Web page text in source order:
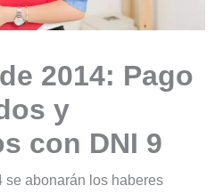
2014: Pago
y
con DNI 9
se abonarán los haberes